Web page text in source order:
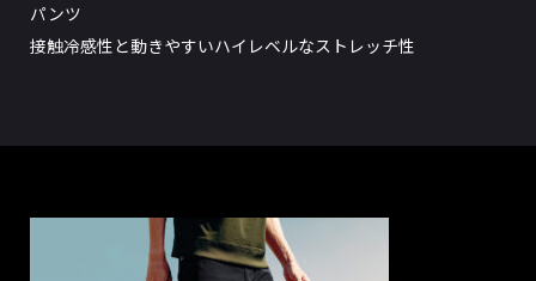
パンツ
接触冷感性と動きやすいハイレベルなストレッチ性